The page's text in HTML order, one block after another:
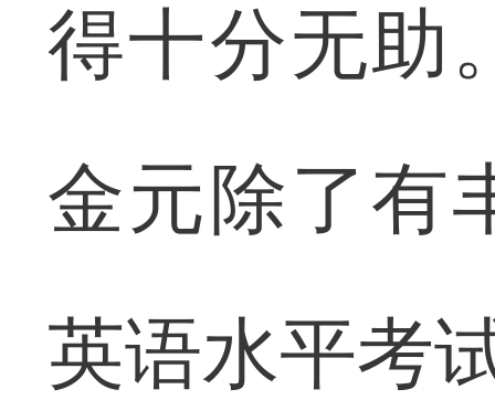
得十分无助
金元除了有
英语水平考